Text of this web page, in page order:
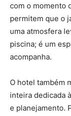
com o momento
permitem que o
uma atmosfera
piscina; é um
acompanha.
O hotel também
inteira dedicada
e planejamento.